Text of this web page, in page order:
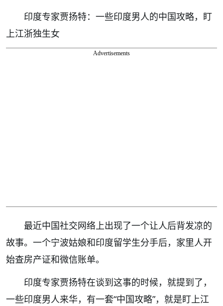
印度专家贾扬特：一些印度男人的中国攻略，盯
上江浙独生女
Advertisements
最近中国社交网络上出现了一个让人后背发凉的
故事。一个宁波姑娘和印度留学生分手后，家里人开
始查房产证和微信账单。
印度专家贾扬特在谈到这事的时候，就提到了，
一些印度男人来华，有一套“中国攻略”，就是盯上江